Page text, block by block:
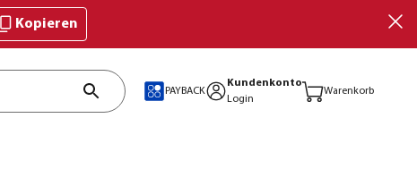
Kopieren
PAYBACK
Kundenkonto
Login
Warenkorb